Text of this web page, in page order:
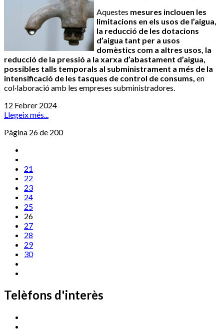
Aquestes mesures inclouen les
limitacions en els usos de l’aigua,
la reducció de les dotacions
d’aigua tant per a usos
domèstics com a altres usos, la
reducció de la pressió a la xarxa d’abastament d’aigua,
possibles talls temporals al subministrament a més de la
intensificació de les tasques de control de consums, en
col·laboració amb les empreses subministradores.
12 Febrer 2024
Llegeix més...
Pàgina 26 de 200
21
22
23
24
25
26
27
28
29
30
Telèfons d'interès